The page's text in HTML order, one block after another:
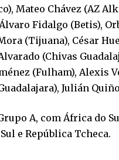
Mateo Chávez (AZ
Fidalgo (Betis),
(Tijuana), César
(Chivas
(Fulham), Alexis
Julián
A, com África do
e República Tcheca.